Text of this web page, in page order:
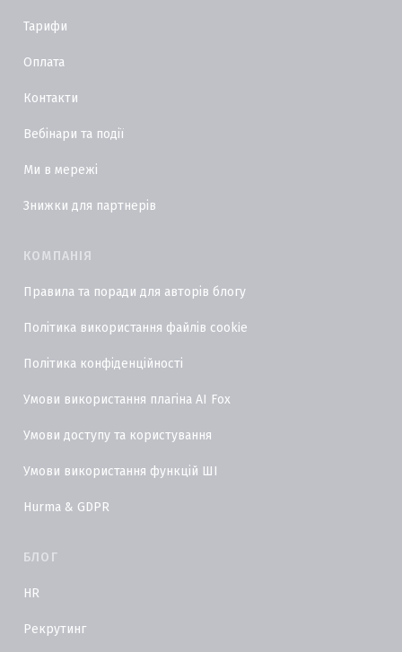
Тарифи
Оплата
Контакти
Вебінари та події
Ми в мережі
Знижки для партнерів
КОМПАНІЯ
Правила та поради для авторів блогу
Політика використання файлів cookie
Політика конфіденційності
Умови використання плагіна AI Fox
Умови доступу та користування
Умови використання функцій ШІ
Hurma & GDPR
БЛОГ
HR
Рекрутинг